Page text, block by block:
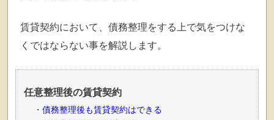
賃貸契約において、債務整理をする上で気をつけな
くではならない事を解説します。
任意整理後の賃貸契約
債務整理後も賃貸契約はできる